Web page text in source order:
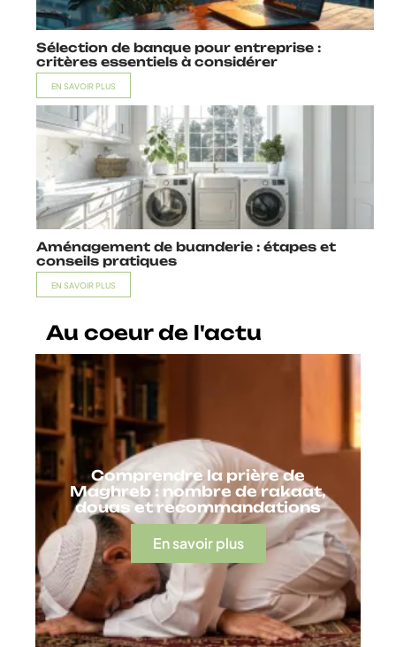
Sélection de banque pour entreprise :
critères essentiels à considérer
EN SAVOIR PLUS
Aménagement de buanderie : étapes et
conseils pratiques
EN SAVOIR PLUS
Au coeur de l'actu
Comprendre la prière de
Maghreb : nombre de rakaat,
douas et recommandations
En savoir plus